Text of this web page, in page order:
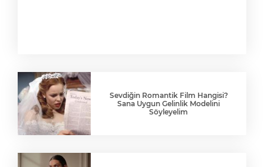
Sevdiğin Romantik Film Hangisi?
Sana Uygun Gelinlik Modelini
Söyleyelim